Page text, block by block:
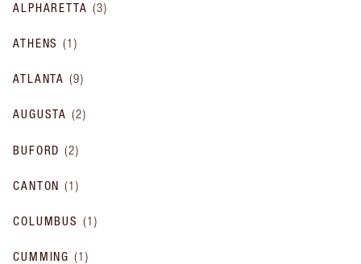
ALPHARETTA (3)
ATHENS (1)
ATLANTA (9)
AUGUSTA (2)
BUFORD (2)
CANTON (1)
COLUMBUS (1 )
CUMMING (1 )